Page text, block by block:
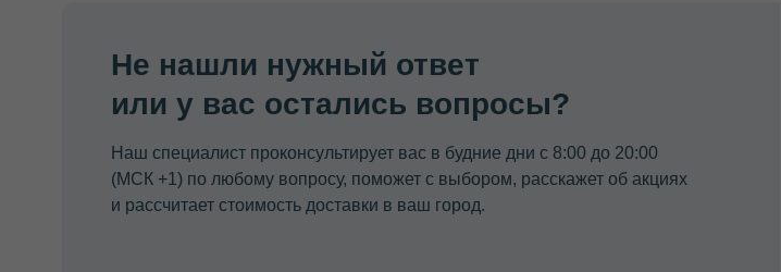
с политикой конфиденциальности.
ОСТАВИТЬ ЗАЯВКУ